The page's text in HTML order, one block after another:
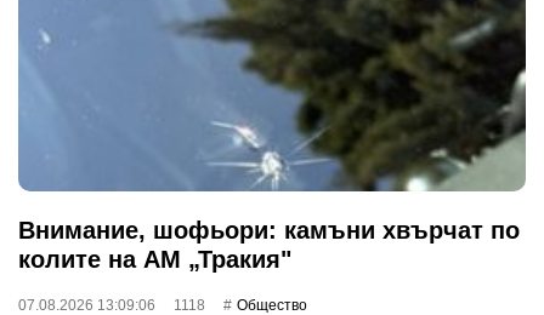
Внимание, шофьори: камъни хвърчат по
колите на АМ „Тракия"
07.08.2026 13:09:06 1118 Общество